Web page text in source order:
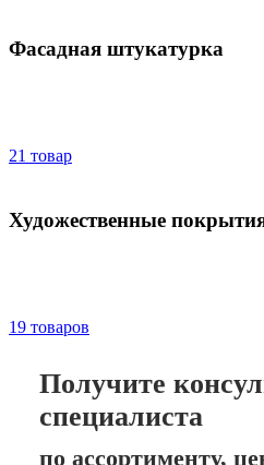
Фасадная штукатурка
21 товар
Художественные
19 товаров
Получите
специалиста
по ассортименту,